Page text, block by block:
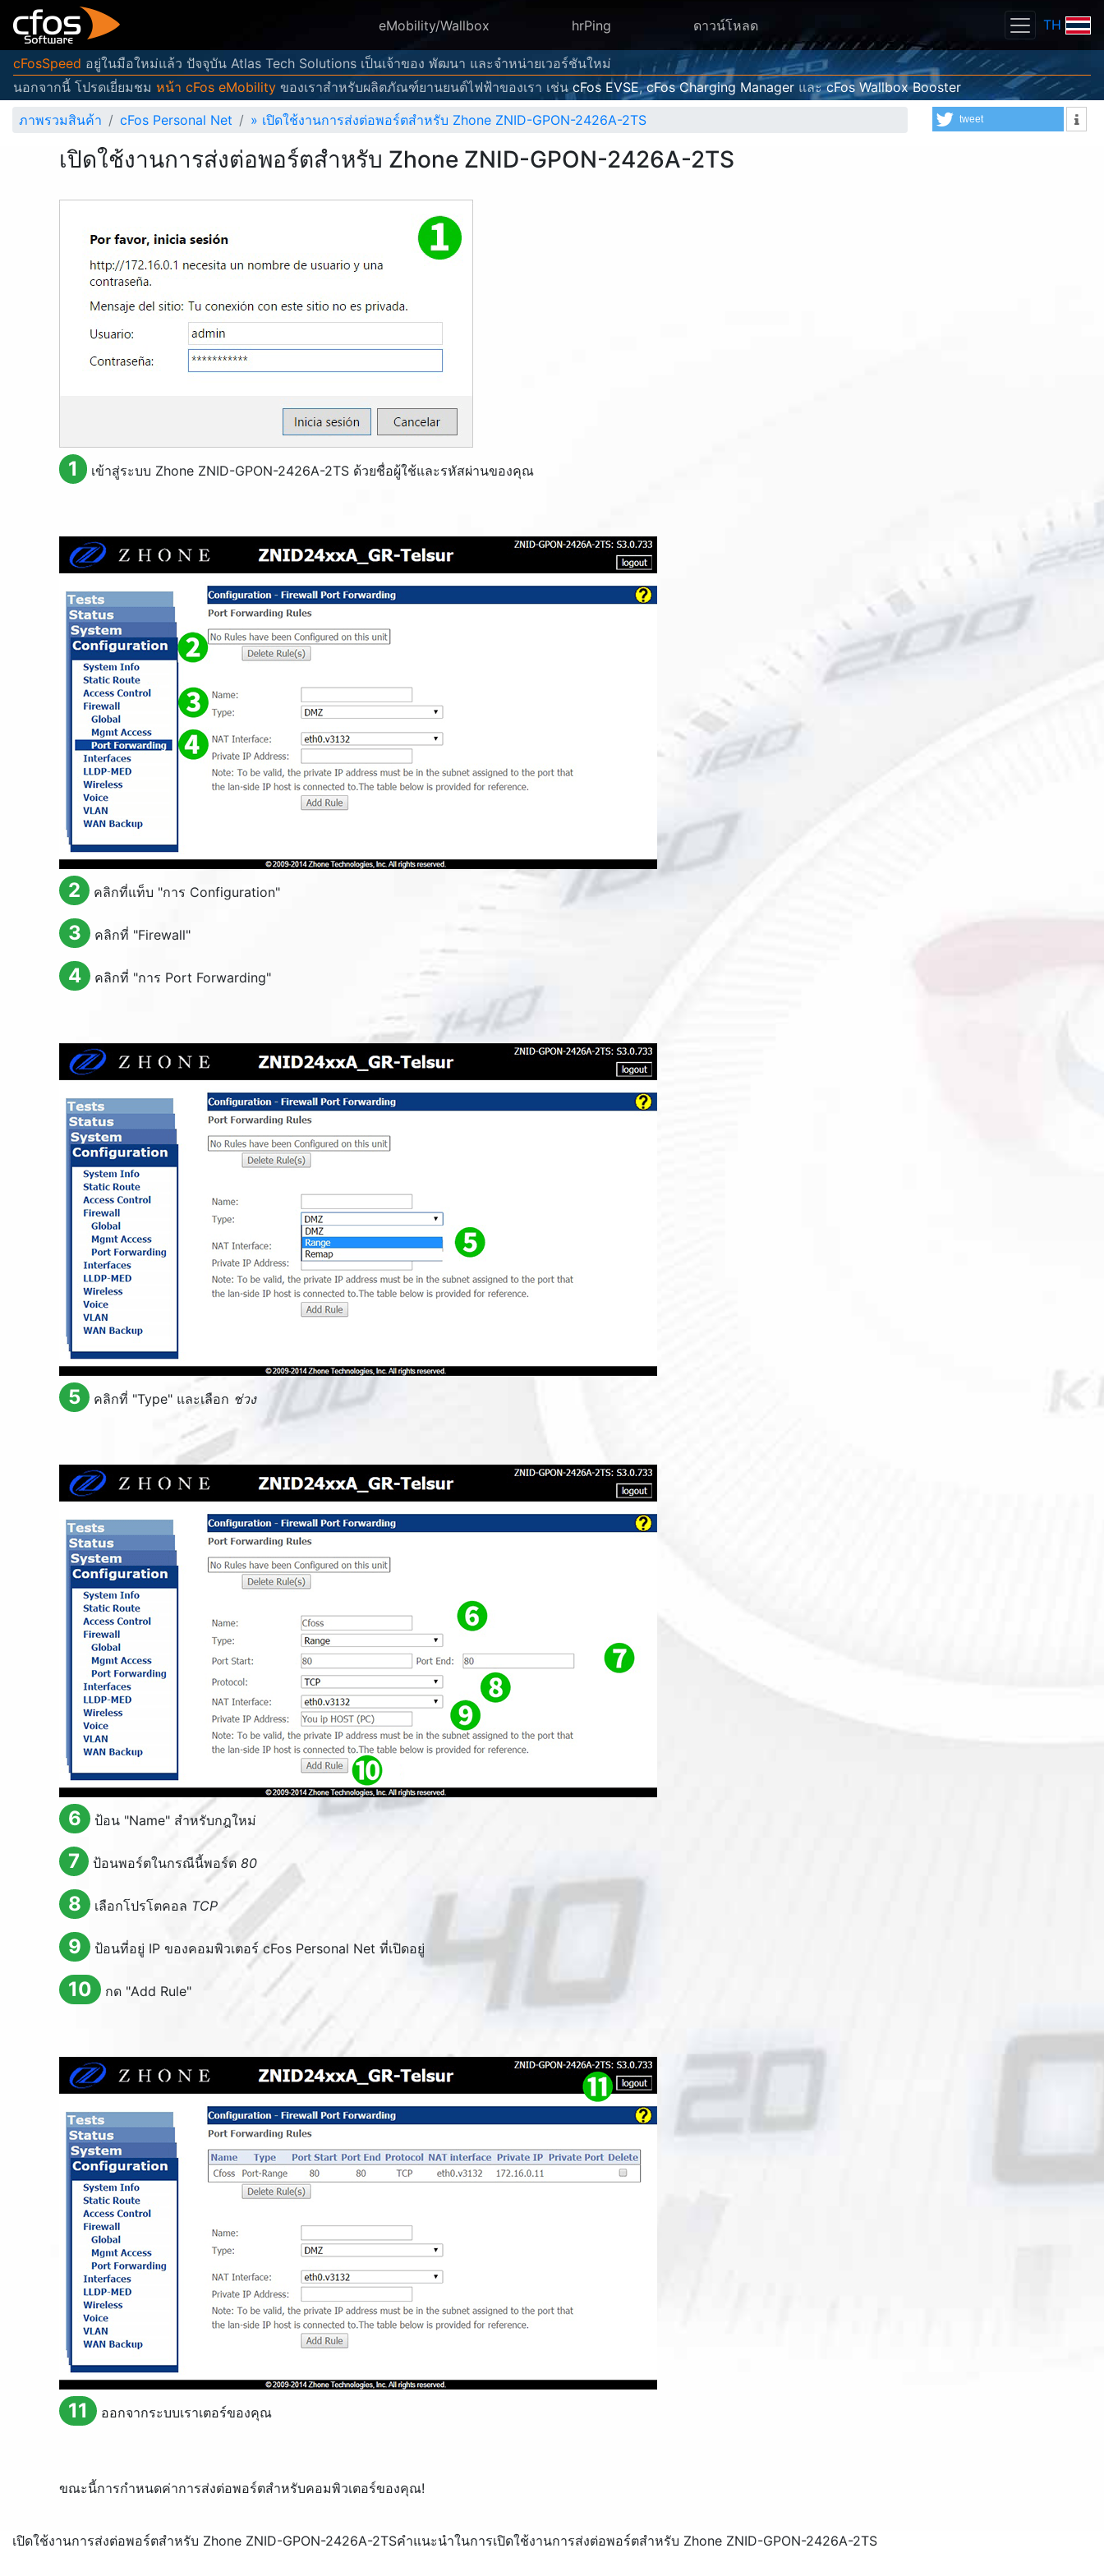
eMobility/Wallbox hrPing ดาวน์โหลด TH
cFosSpeed อยู่ในมือใหม่แล้ว ปัจจุบัน Atlas Tech Solutions เป็นเจ้าของ พัฒนา และจำหน่ายเวอร์ชันใหม่
นอกจากนี้ โปรดเยี่ยมชม หน้า cFos eMobility ของเราสำหรับผลิตภัณฑ์ยานยนต์ไฟฟ้าของเรา เช่นcFos EVSE,cFos Charging Manager และcFos Wallbox Booster
ภาพรวมสินค้า
cFos Personal Net » เปิดใช้งานการส่งต่อพอร์ตสำหรับ Zhone ZNID-GPON-2426A-2TS tweet
เปิดใช้งานการส่งต่อพอร์ตสำหรับ Zhone ZNID-GPON-2426A-2TS
1 เข้าสู่ระบบ Zhone ZNID-GPON-2426A-2TS ด้วยชื่อผู้ใช้และรหัสผ่านของคุณ
2 คลิกที่แท็บ "การ Configuration"
3 คลิกที่ "Firewall"
4 คลิกที่ "การ Port Forwarding"
5 คลิกที่ "Type" และเลือก ช่วง
6 ป้อน "Name" สำหรับกฎใหม่
7 ป้อนพอร์ตในกรณีนี้พอร์ต 80
8 เลือกโปรโตคอล TCP
9 ป้อนที่อยู่ IP ของคอมพิวเตอร์ cFos Personal Net ที่เปิดอยู่
10 กด "Add Rule"
11 ออกจากระบบเราเตอร์ของคุณ
ขณะนี้การกำหนดค่าการส่งต่อพอร์ตสำหรับคอมพิวเตอร์ของคุณ!
เปิดใช้งานการส่งต่อพอร์ตสำหรับ Zhone ZNID-GPON-2426A-2TSคำแนะนำในการเปิดใช้งานการส่งต่อพอร์ตสำหรับ Zhone ZNID-GPON-2426A-2TS